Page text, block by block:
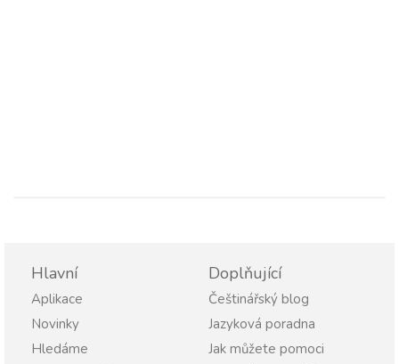
Hlavní
Aplikace
Novinky
Hledáme
Doplňující
Češtinářský blog
Jazyková poradna
Jak můžete pomoci